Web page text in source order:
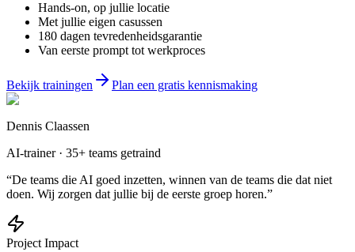
Hands-on, op jullie locatie
Met jullie eigen casussen
180 dagen tevredenheidsgarantie
Van eerste prompt tot werkproces
Bekijk trainingen Plan een gratis kennismaking
Dennis Claassen
AI-trainer · 35+ teams getraind
“De teams die AI goed inzetten, winnen van de teams die dat niet
doen. Wij zorgen dat jullie bij de eerste groep horen.”
Project Impact